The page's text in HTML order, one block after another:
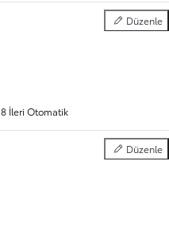
Düzenle
Motor
8 İleri Otomatik
Düzenle
Renk